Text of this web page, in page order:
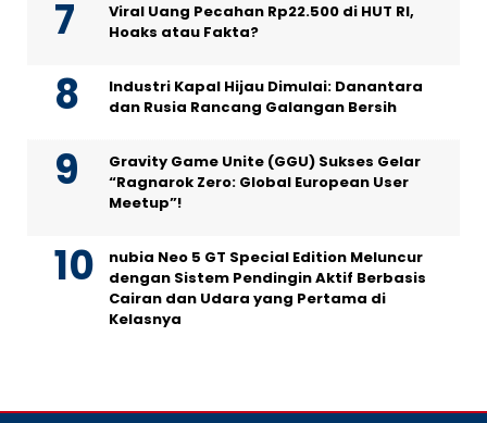
Viral Uang Pecahan Rp22.500 di HUT RI,
Hoaks atau Fakta?
Industri Kapal Hijau Dimulai: Danantara
dan Rusia Rancang Galangan Bersih
Gravity Game Unite (GGU) Sukses Gelar
“Ragnarok Zero: Global European User
Meetup”!
nubia Neo 5 GT Special Edition Meluncur
dengan Sistem Pendingin Aktif Berbasis
Cairan dan Udara yang Pertama di
Kelasnya